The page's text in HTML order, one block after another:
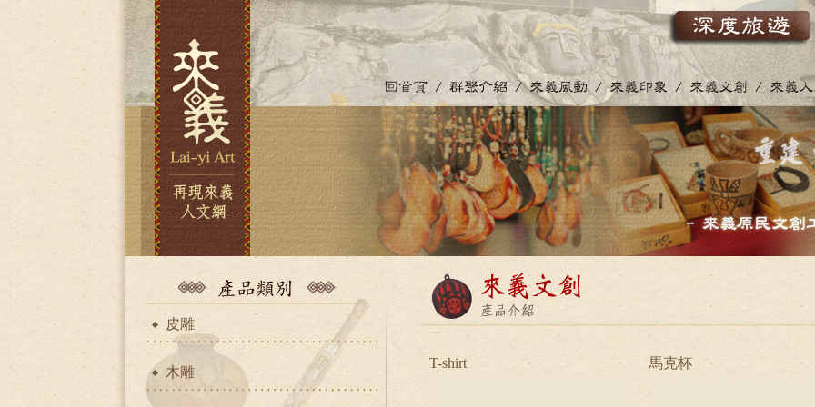
皮雕
木雕
T-shirt 馬克杯